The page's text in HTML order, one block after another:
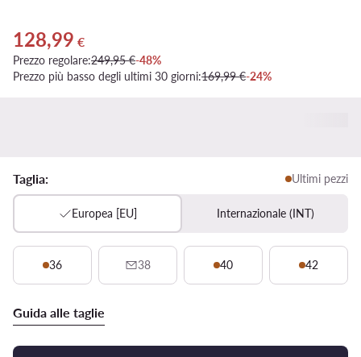
Prezzo attuale 128,99 €
128,99 €
Prezzo regolare:249,95 €-48%
Prezzo più basso degli ultimi 30 giorni:169,99 €-24%
Taglia: Ultimi pezzi
Europea [EU] Internazionale (INT)
36 38 40 42
Guida alle taglie